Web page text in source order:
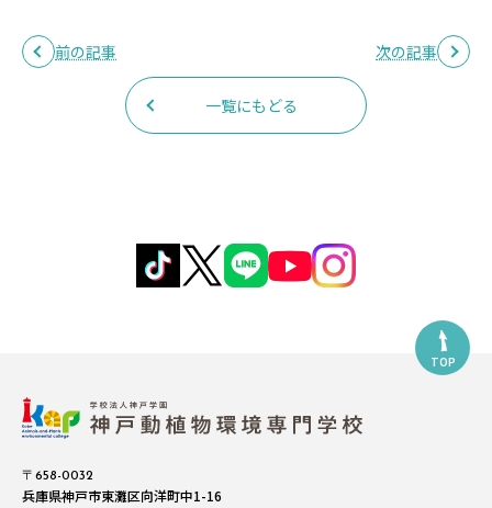
前の記事
一覧にもどる
次の記事
TOP
〒658-0032
兵庫県神戸市東灘区向洋町中1-16